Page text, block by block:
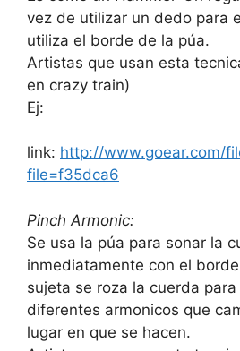
vez de utilizar un dedo para
utiliza el borde de la púa.
Artistas que usan esta
en crazy train)
Ej:
link: http://www.goear.com/
file=f35dca6
Pinch Armonic:
Se usa la púa para sonar la
inmediatamente con el
sujeta se roza la cuerda
diferentes armonicos que
lugar en que se hacen.